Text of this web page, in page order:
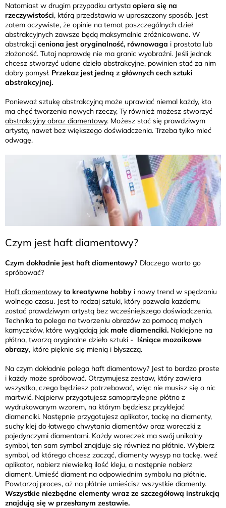
Natomiast w drugim przypadku artysta opiera się na
rzeczywistości, którą przedstawia w uproszczony sposób. Jest
zatem oczywiste, że opinie na temat poszczególnych dzieł
abstrakcyjnych zawsze będą maksymalnie zróżnicowane. W
abstrakcji ceniona jest oryginalność, równowaga i prostota lub
złożoność. Tutaj naprawdę nie ma granic wyobraźni. Jeśli jednak
chcesz stworzyć udane dzieło abstrakcyjne, powinien stać za nim
dobry pomysł. Przekaz jest jedną z głównych cech sztuki
abstrakcyjnej.
Ponieważ sztukę abstrakcyjną może uprawiać niemal każdy, kto
ma chęć tworzenia nowych rzeczy, Ty również możesz stworzyć
abstrakcyjny obraz diamentowy. Możesz stać się prawdziwym
artystą, nawet bez większego doświadczenia. Trzeba tylko mieć
odwagę.
Czym jest haft diamentowy?
Czym dokładnie jest haft diamentowy? Dlaczego warto go
spróbować?
Haft diamentowy to kreatywne hobby i nowy trend w spędzaniu
wolnego czasu. Jest to rodzaj sztuki, który pozwala każdemu
zostać prawdziwym artystą bez wcześniejszego doświadczenia.
Technika ta polega na tworzeniu obrazów za pomocą małych
kamyczków, które wyglądają jak małe diamenciki. Naklejone na
płótno, tworzą oryginalne dzieło sztuki - lśniące mozaikowe
obrazy, które pięknie się mienią i błyszczą.
Na czym dokładnie polega haft diamentowy? Jest to bardzo proste
i każdy może spróbować. Otrzymujesz zestaw, który zawiera
wszystko, czego będziesz potrzebować, więc nie musisz się o nic
martwić. Najpierw przygotujesz samoprzylepne płótno z
wydrukowanym wzorem, na którym będziesz przyklejać
diamenciki. Następnie przygotujesz aplikator, tackę na diamenty,
suchy klej do łatwego chwytania diamentów oraz woreczki z
pojedynczymi diamentami. Każdy woreczek ma swój unikalny
symbol, ten sam symbol znajduje się również na płótnie. Wybierz
symbol, od którego chcesz zacząć, diamenty wysyp na tackę, weź
aplikator, nabierz niewielką ilość kleju, a następnie nabierz
diament. Umieść diament na odpowiednim symbolu na płótnie.
Powtarzaj proces, aż na płótnie umieścisz wszystkie diamenty.
Wszystkie niezbędne elementy wraz ze szczegółową instrukcją
znajdują się w przesłanym zestawie.